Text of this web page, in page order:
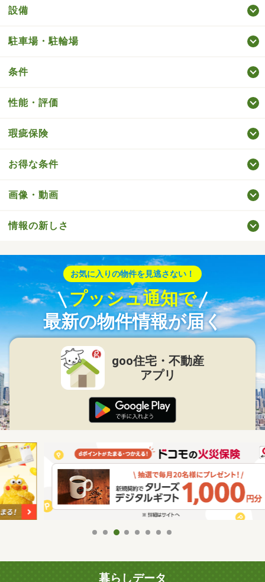
設備
駐車場・駐輪場
条件
性能・評価
瑕疵保険
お得な条件
画像・動画
情報の新しさ
お気に入りの物件を見逃さない！
プッシュ通知で
最新の物件情報が届く
goo住宅・不動産
アプリ
暮らしデータ